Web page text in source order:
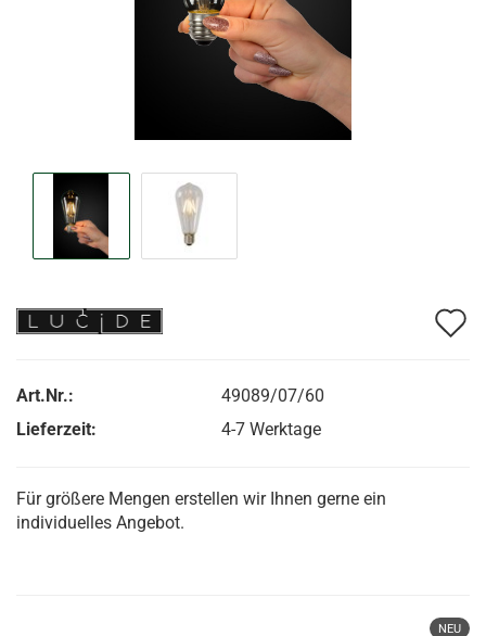
Art.Nr.:
49089/07/60
Lieferzeit:
4-7 Werktage
Für größere Mengen erstellen wir Ihnen gerne ein
individuelles Angebot.
NEU